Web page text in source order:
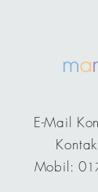
E-Mail
Mobil: 0